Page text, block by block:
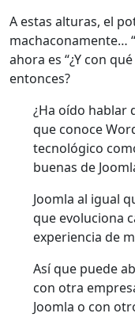
A estas alturas, el
machaconamente…
ahora es “¿Y con
entonces?
¿Ha oído hablar
que conoce
tecnológico
buenas de
Joomla al igual
que evoluciona
experiencia de
Así que puede
con otra
Joomla o con